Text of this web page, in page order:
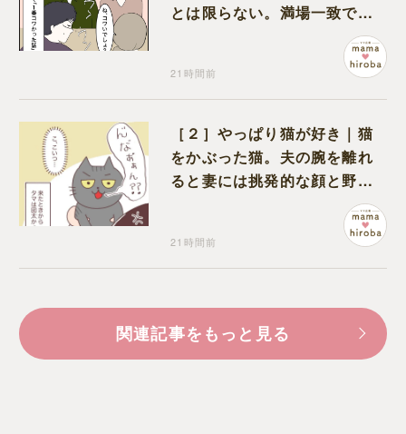
とは限らない。満場一致でコ
ワいと認定された意外な体験
21時間前
［２］やっぱり猫が好き｜猫
をかぶった猫。夫の腕を離れ
ると妻には挑発的な顔と野太
21時間前
関連記事をもっと見る